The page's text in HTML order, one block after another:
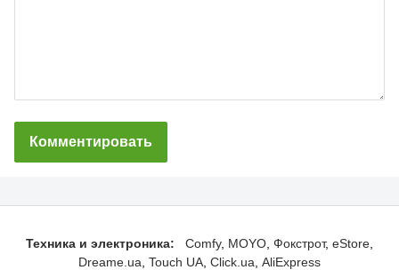
Комментировать
Техника и электроника: Comfy MOYO Фокстрот eStore
Dreame.ua Touch UA Click.ua AliExpress